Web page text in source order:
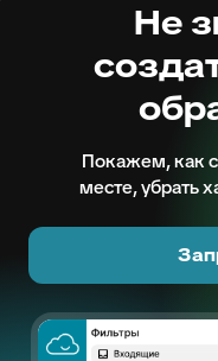
Не
Покажем, как
месте, убрать